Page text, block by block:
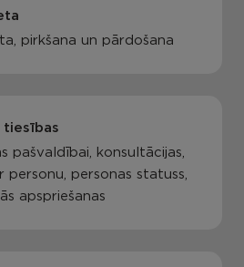
pirkšana un pārdošana
tiesības
pašvaldībai, konsultācijas,
personu, personas statuss,
apspriešanas